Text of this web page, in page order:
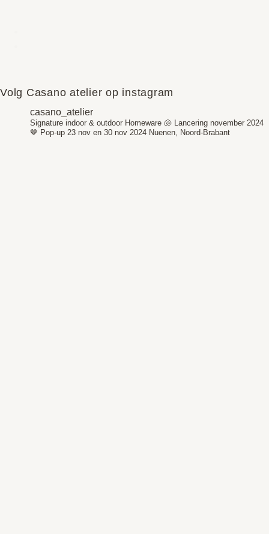
Volg Casano atelier op instagram
casano_atelier
Signature indoor & outdoor Homeware 🐚 Lancering november 2024
🤎 Pop-up 23 nov en 30 nov 2024 Nuenen, Noord-Brabant